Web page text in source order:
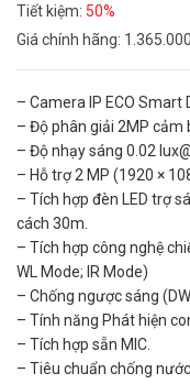
Tiết kiệm: 50%
Giá chính hãng:
– Camera IP ECO Smart
– Độ phân giải 2MP cảm
– Độ nhạy sáng 0.02
– Hỗ trợ 2 MP (1920 ×
– Tích hợp đèn LED trợ
cách 30m.
– Tích hợp công nghệ
WL Mode; IR Mode)
– Chống ngược sáng
– Tính năng Phát hiện
– Tích hợp sẵn MIC.
– Tiêu chuẩn chống